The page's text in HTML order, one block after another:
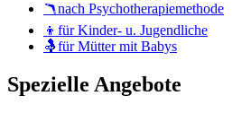
🪃nach Psychotherapiemethode
👦für Kinder- u. Jugendliche
🤱für Mütter mit Babys
Spezielle Angebote